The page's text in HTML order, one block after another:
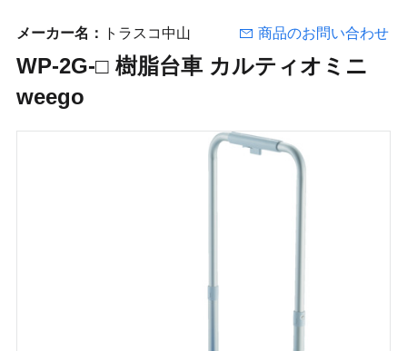
メーカー名： トラスコ中山 商品のお問い合わせ
WP-2G-□ 樹脂台車 カルティオミニ
weego